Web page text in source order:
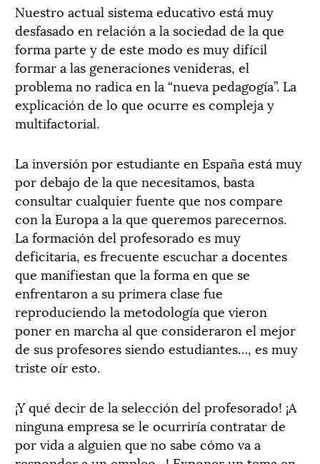
Nuestro actual sistema educativo está muy
desfasado en relación a la sociedad de la que
forma parte y de este modo es muy difícil
formar a las generaciones venideras, el
problema no radica en la “nueva pedagogía”. La
explicación de lo que ocurre es compleja y
multifactorial.
La inversión por estudiante en España está muy
por debajo de la que necesitamos, basta
consultar cualquier fuente que nos compare
con la Europa a la que queremos parecernos.
La formación del profesorado es muy
deficitaria, es frecuente escuchar a docentes
que manifiestan que la forma en que se
enfrentaron a su primera clase fue
reproduciendo la metodología que vieron
poner en marcha al que consideraron el mejor
de sus profesores siendo estudiantes…, es muy
triste oír esto.
¡Y qué decir de la selección del profesorado! ¡A
ninguna empresa se le ocurriría contratar de
por vida a alguien que no sabe cómo va a